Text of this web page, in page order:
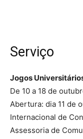
Serviço
Jogos
De 10 a 18 de
Abertura: dia 11 de
Internacional de
Assessoria de